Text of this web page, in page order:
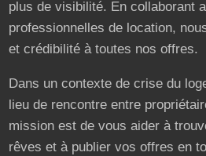
plus de visibilité. En collaborant
professionnelles de location,
et crédibilité à toutes nos offres.
Dans un contexte de crise du
lieu de rencontre entre
mission est de vous aider à
rêves et à publier vos offres en